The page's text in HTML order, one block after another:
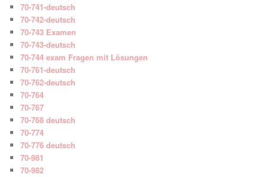
70-741-deutsch
70-742-deutsch
70-743 Examen
70-743-deutsch
70-744 exam Fragen mit Lösungen
70-761-deutsch
70-762-deutsch
70-764
70-767
70-768 deutsch
70-774
70-776 deutsch
70-981
70-982